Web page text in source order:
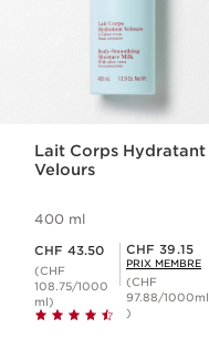
Lait Corps Hydratant
Velours
400 ml
CHF 43.50
(CHF
108.75/1000
ml)
Prix Sérénité CHF 39.15
CHF 39.15
PRIX MEMBRE
(CHF
97.88/1000ml
)